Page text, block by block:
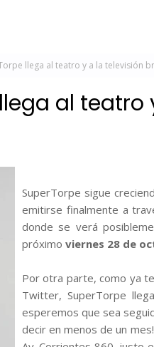
llega al teatro y a la televisión
al
SuperTorpe sigue
emitirse finalmente a
donde se verá
próximo viernes 28 de
Por otra parte, como ya
Twitter, SuperTorpe
esperemos que sea
decir en menos de un